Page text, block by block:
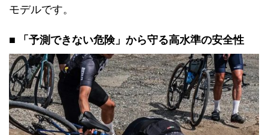
モデルです。
■ 「予測できない危険」から守る高水準の安全性